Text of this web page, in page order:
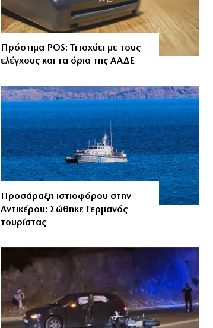
Πρόστιμα POS: Τι ισχύει με τους
ελέγχους και τα όρια της ΑΑΔΕ
Προσάραξη ιστιοφόρου στην
Αντικέρου: Σώθηκε Γερμανός
τουρίστας